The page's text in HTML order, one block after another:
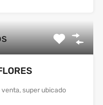
super ubicado